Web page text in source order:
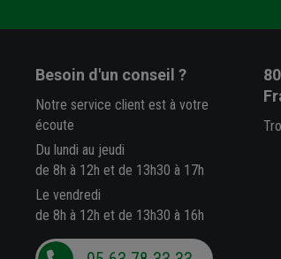
Besoin d'un conseil ?
Notre service client est à votre
écoute
Du lundi au jeudi
de 8h à 12h et de 13h30 à 17h
Le vendredi
de 8h à 12h et de 13h30 à 16h